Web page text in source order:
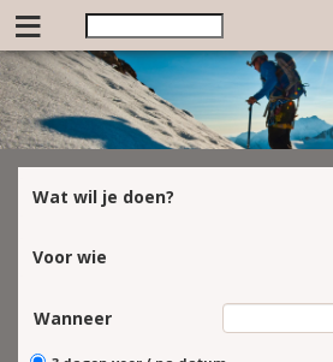
≡
Wat wil je doen?
Voor wie
Wanneer